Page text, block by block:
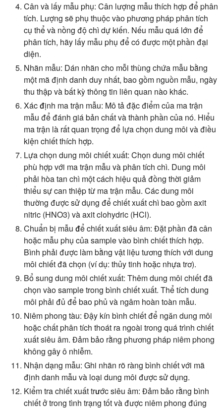
Cân và lấy mẫu phụ: Cân lượng mẫu thích hợp để phân
tích. Lượng sẽ phụ thuộc vào phương pháp phân tích
cụ thể và nồng độ chì dự kiến. Nếu mẫu quá lớn để
phân tích, hãy lấy mẫu phụ để có được một phần đại
diện.
Nhãn mẫu: Dán nhãn cho mỗi thùng chứa mẫu bằng
một mã định danh duy nhất, bao gồm nguồn mẫu, ngày
thu thập và bất kỳ thông tin liên quan nào khác.
Xác định ma trận mẫu: Mô tả đặc điểm của ma trận
mẫu để đánh giá bản chất và thành phần của nó. Hiểu
ma trận là rất quan trọng để lựa chọn dung môi và điều
kiện chiết thích hợp.
Lựa chọn dung môi chiết xuất: Chọn dung môi chiết
phù hợp với ma trận mẫu và phân tích chì. Dung môi
phải hòa tan chì một cách hiệu quả đồng thời giảm
thiểu sự can thiệp từ ma trận mẫu. Các dung môi
thường được sử dụng để chiết xuất chì bao gồm axit
nitric (HNO3) và axit clohydric (HCl).
Chuẩn bị mẫu để chiết xuất siêu âm: Đặt phần đã cân
hoặc mẫu phụ của sample vào bình chiết thích hợp.
Bình phải được làm bằng vật liệu tương thích với dung
môi chiết đã chọn (ví dụ: thủy tinh hoặc nhựa trơ).
Bổ sung dung môi chiết xuất: Thêm dung môi chiết đã
chọn vào sample trong bình chiết xuất. Thể tích dung
môi phải đủ để bao phủ và ngâm hoàn toàn mẫu.
Niêm phong tàu: Đậy kín bình chiết để ngăn dung môi
hoặc chất phân tích thoát ra ngoài trong quá trình chiết
xuất siêu âm. Đảm bảo rằng phương pháp niêm phong
không gây ô nhiễm.
Nhận dạng mẫu: Ghi nhãn rõ ràng bình chiết với mã
định danh mẫu và loại dung môi được sử dụng.
Kiểm tra chiết xuất trước siêu âm: Đảm bảo rằng bình
chiết ở trong tình trạng tốt và được niêm phong đúng